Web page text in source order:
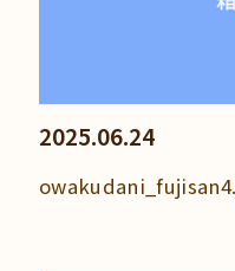
2025.06.24